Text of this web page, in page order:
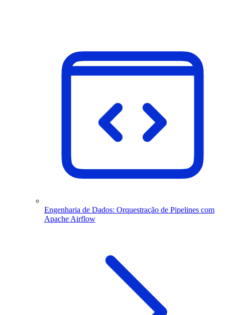
Engenharia de Dados: Orquestração de Pipelines com
Apache Airflow